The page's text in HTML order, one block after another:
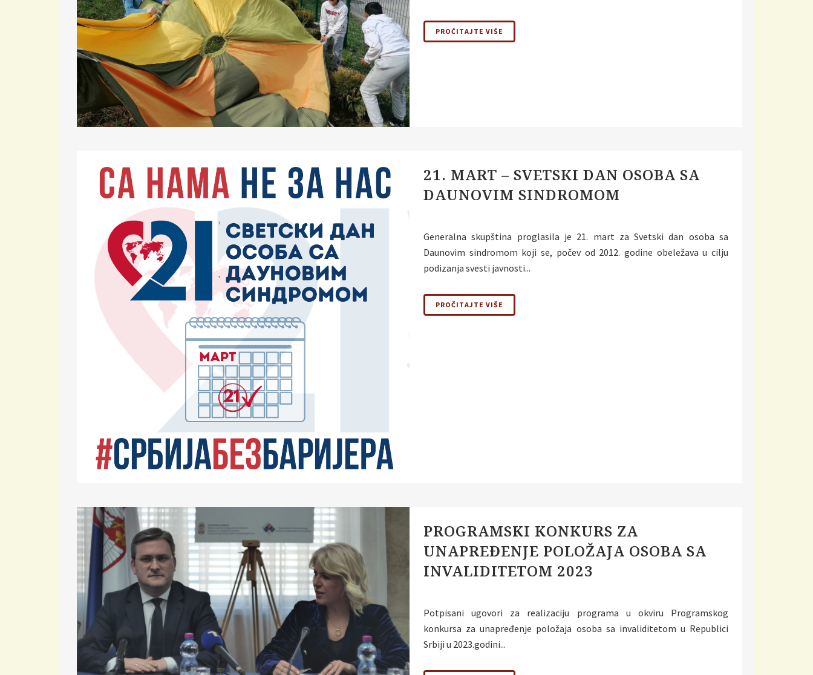
PROČITAJTE VIŠE
21. MART – SVETSКI DAN OSOBA SA
DAUNOVIM SINDROMOM
Generalna skupština proglasila je 21. mart za Svetski dan osoba sa
Daunovim sindromom koji se, počev od 2012. godine obeležava u cilju
podizanja svesti javnosti...
PROČITAJTE VIŠE
PROGRAMSKI KONKURS ZA
UNAPREĐENJE POLOŽAJA OSOBA SA
INVALIDITETOM 2023
Potpisani ugovori za realizaciju programa u okviru Programskog
konkursa za unapređenje položaja osoba sa invaliditetom u Republici
Srbiji u 2023.godini...